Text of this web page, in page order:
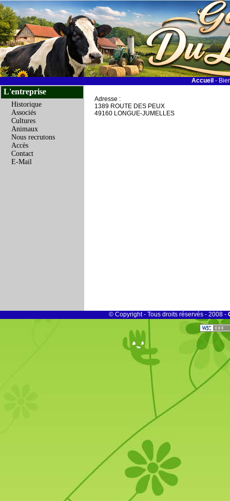
Accueil -
L'entreprise
Historique
Associés
Cultures
Animaux
Nous recrutons
Accès
Contact
E-Mail
Adresse :
1389 ROUTE DES PEUX
49160 LONGUE-JUMELLES
© Copyright - Tous droits réservés - 2008 -